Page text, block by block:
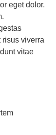
eget dolor.
risus viverra
vitae